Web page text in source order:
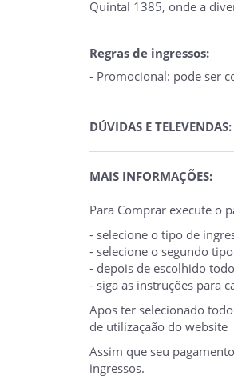
Quintal 1385, onde a
Regras de ingressos:
- Promocional: pode ser
DÚVIDAS E
MAIS INFORMAÇÕES:
Para Comprar execute o
- selecione o tipo de
- selecione o segundo
- depois de escolhido
- siga as instruções para
Apos ter selecionado
de utilizaçaão do website
Assim que seu
ingressos.